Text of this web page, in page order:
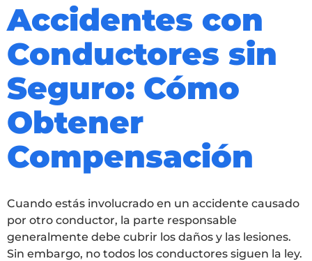
Accidentes con
Conductores sin
Seguro: Cómo
Obtener
Compensación
Cuando estás involucrado en un accidente causado
por otro conductor, la parte responsable
generalmente debe cubrir los daños y las lesiones.
Sin embargo, no todos los conductores siguen la ley.